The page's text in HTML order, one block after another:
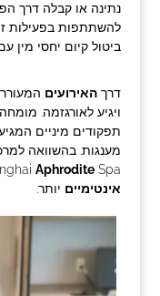
נתינה או קבלה דרך
להשתתפות בפעילות זו
ביטול קיום יחסי מין
דרך האירועים
ויגיע לאורגזמה.
תפקודים מיניים
מענגות. בהשוואה
Aphrodite Spa יכולים לספק לך כמה שירותים
אינטימיים יותר.